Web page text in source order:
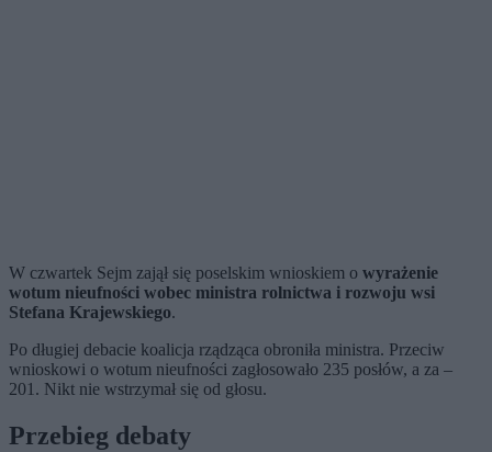
W czwartek Sejm zajął się poselskim wnioskiem o wyrażenie
wotum nieufności wobec ministra rolnictwa i rozwoju wsi
Stefana Krajewskiego.
Po długiej debacie koalicja rządząca obroniła ministra. Przeciw
wnioskowi o wotum nieufności zagłosowało 235 posłów, a za –
201. Nikt nie wstrzymał się od głosu.
Przebieg debaty